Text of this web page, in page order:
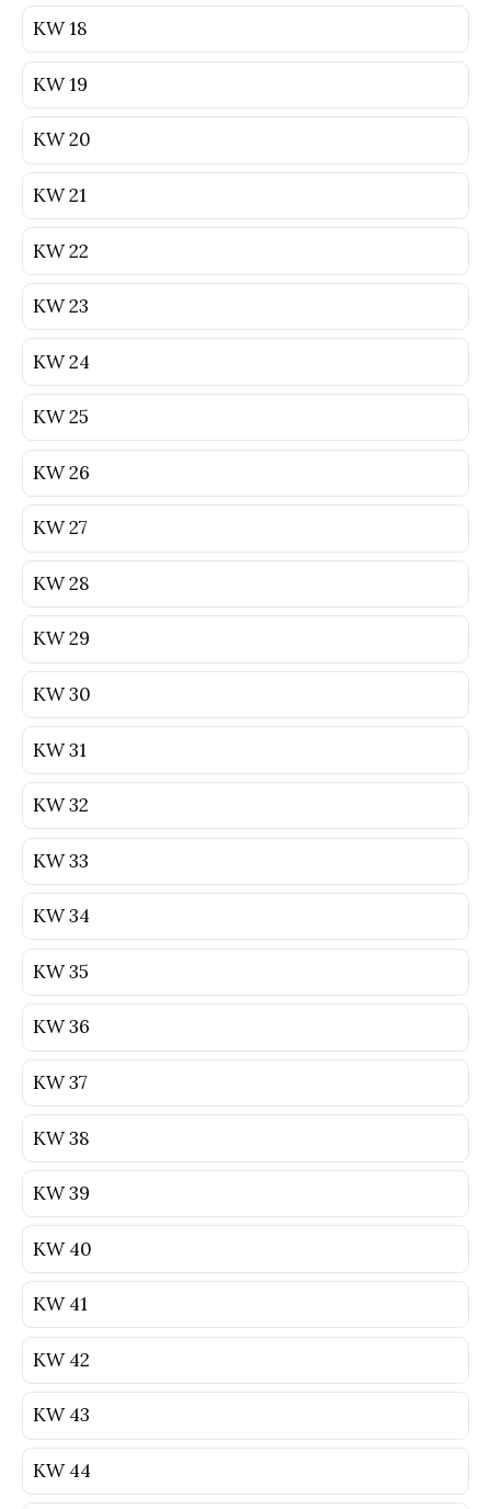
KW 18
KW 19
KW 20
KW 21
KW 22
KW 23
KW 24
KW 25
KW 26
KW 27
KW 28
KW 29
KW 30
KW 31
KW 32
KW 33
KW 34
KW 35
KW 36
KW 37
KW 38
KW 39
KW 40
KW 41
KW 42
KW 43
KW 44